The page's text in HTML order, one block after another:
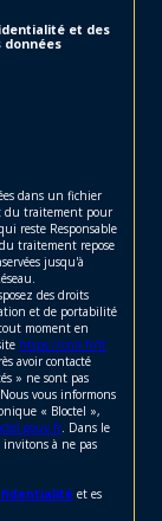
et des
dans un fichier
du traitement pour
reste Responsable
traitement repose
jusqu'à
des droits
et de portabilité
moment en
https://cnil.fr/fr
avoir contacté
» ne sont pas
vous informons
« Bloctel »,
. Dans le
invitons à ne pas
et es